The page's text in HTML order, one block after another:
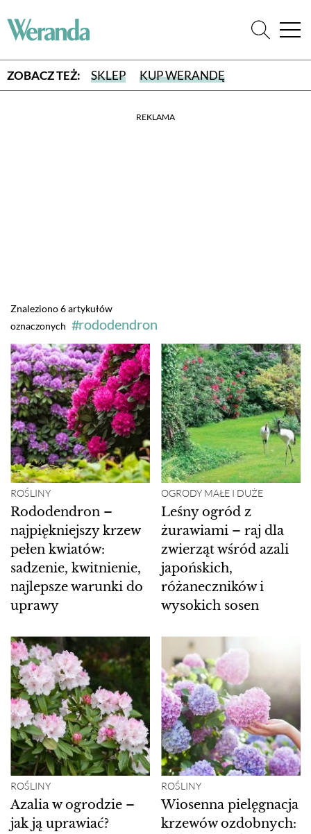
ZOBACZ TEŻ: SKLEP KUP WERANDĘ
REKLAMA
Znaleziono 6 artykułów
oznaczonych
rododendron
ROŚLINY
Rododendron –
najpiękniejszy krzew
pełen kwiatów:
sadzenie, kwitnienie,
najlepsze warunki do
uprawy
OGRODY MAŁE I DUŻE
Leśny ogród z
żurawiami – raj dla
zwierząt wśród azali
japońskich,
różaneczników i
wysokich sosen
ROŚLINY
Azalia w ogrodzie –
jak ją uprawiać?
ROŚLINY
Wiosenna pielęgnacja
krzewów ozdobnych: